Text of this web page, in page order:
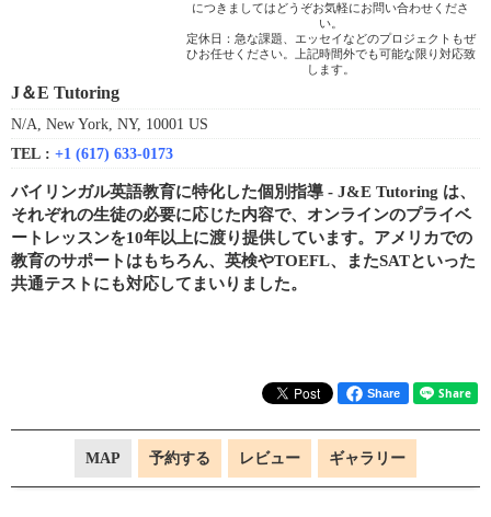
につきましてはどうぞお気軽にお問い合わせくださ
い。
定休日：急な課題、エッセイなどのプロジェクトもぜ
ひお任せください。上記時間外でも可能な限り対応致
します。
J＆E Tutoring
N/A, New York, NY, 10001 US
TEL : +1 (617) 633-0173
バイリンガル英語教育に特化した個別指導 - J&E Tutoring は、
それぞれの生徒の必要に応じた内容で、オンラインのプライベ
ートレッスンを10年以上に渡り提供しています。アメリカでの
教育のサポートはもちろん、英検やTOEFL、またSATといった
共通テストにも対応してまいりました。
Share
MAP 予約する レビュー ギャラリー